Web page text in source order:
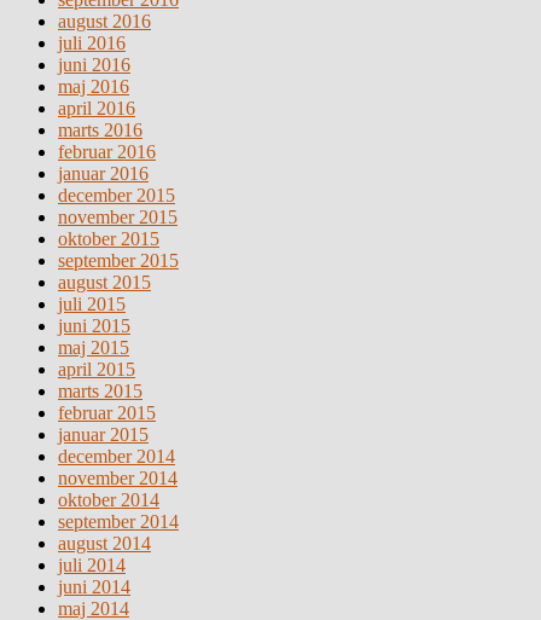
august 2016
juli 2016
juni 2016
maj 2016
april 2016
marts 2016
februar 2016
januar 2016
december 2015
november 2015
oktober 2015
september 2015
august 2015
juli 2015
juni 2015
maj 2015
april 2015
marts 2015
februar 2015
januar 2015
december 2014
november 2014
oktober 2014
september 2014
august 2014
juli 2014
juni 2014
maj 2014